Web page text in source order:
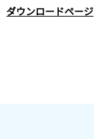
ダウンロードページ